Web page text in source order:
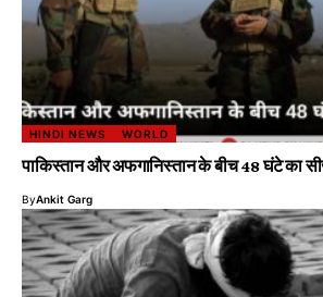
HINDI NEWS WORLD
पाकिस्तान और अफगानिस्तान के बीच 48 घंटे का
ByAnkit Garg